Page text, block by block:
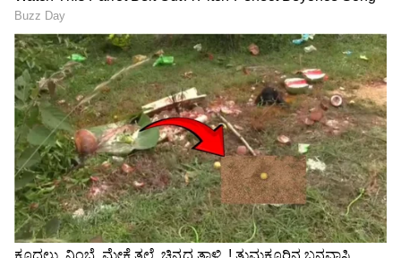
ಎಫ್‌ಐಆರ್:
ಕೆಂಕೇರಮ್ಮ ದೇವಾಲಯದ ಟ್ರಸ್ಟ್ ಅಧ್ಯಕ್ಷ ಸಿದ್ದಲಿಂಗಯ್ಯ
ಅವರು ಈ ಸಂಬಂಧ ಕನಕಪುರ ಟೌನ್ ಪೊಲೀಸ್ ಠಾಣೆಯಲ್ಲಿ
ದೂರು ದಾಖಲಿಸಿದ್ದಾರೆ. ದೂರಿನಲ್ಲಿ, ದೇವಾಲಯದ
ನೇಣಿಗೆ ಕೊರಳೊಡ್ಡಿದ ಉಡುಪಿಯ
ಖ್ಯಾತ ಮಾಡೆಲ್​: ಜೀವ
ಕೊನೆಗಾಣಿಸಿದ್ಯಾಕೆ ಕೃತಿ ಬಂಗೇರಾ
ಮನುಷ್ಯಳೇ ಅಲ್ಲದ ಸುಂದರಿ
ಲಕ್ಷ ಕಳಕೊಂಡ ಬೆಂಗಳೂರು
ಯುವಕ
ಒಂದು ತಿಂಗಳು ವೆಬ್ ಸೀರಿಸ್
ನೋಡಿ ಪತ್ನಿ ಹತ್ಯೆ, ₹12 ಲಕ್ಷ ಜೊತೆ
ಹುಡುಗಿಗೆ ಗಾಳ ಹಾಕಲು 50
ಸಾವಿರ, ಮಗು ಮಾಡಿ ಕೈಬಿಡಲು 5